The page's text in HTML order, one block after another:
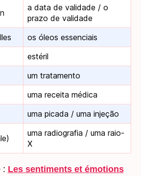
a data de validade / o
prazo de validade
os óleos essenciais
estéril
um tratamento
uma receita médica
uma picada / uma injeção
uma radiografia / uma raio-
X
: Les sentiments et émotions